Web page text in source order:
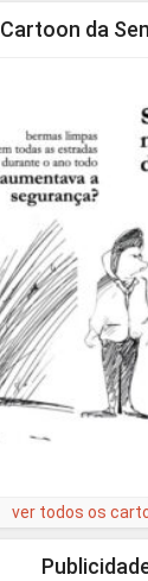
Cartoon da
ver todos os